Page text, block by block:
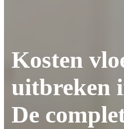
Kosten
uitbreken
De